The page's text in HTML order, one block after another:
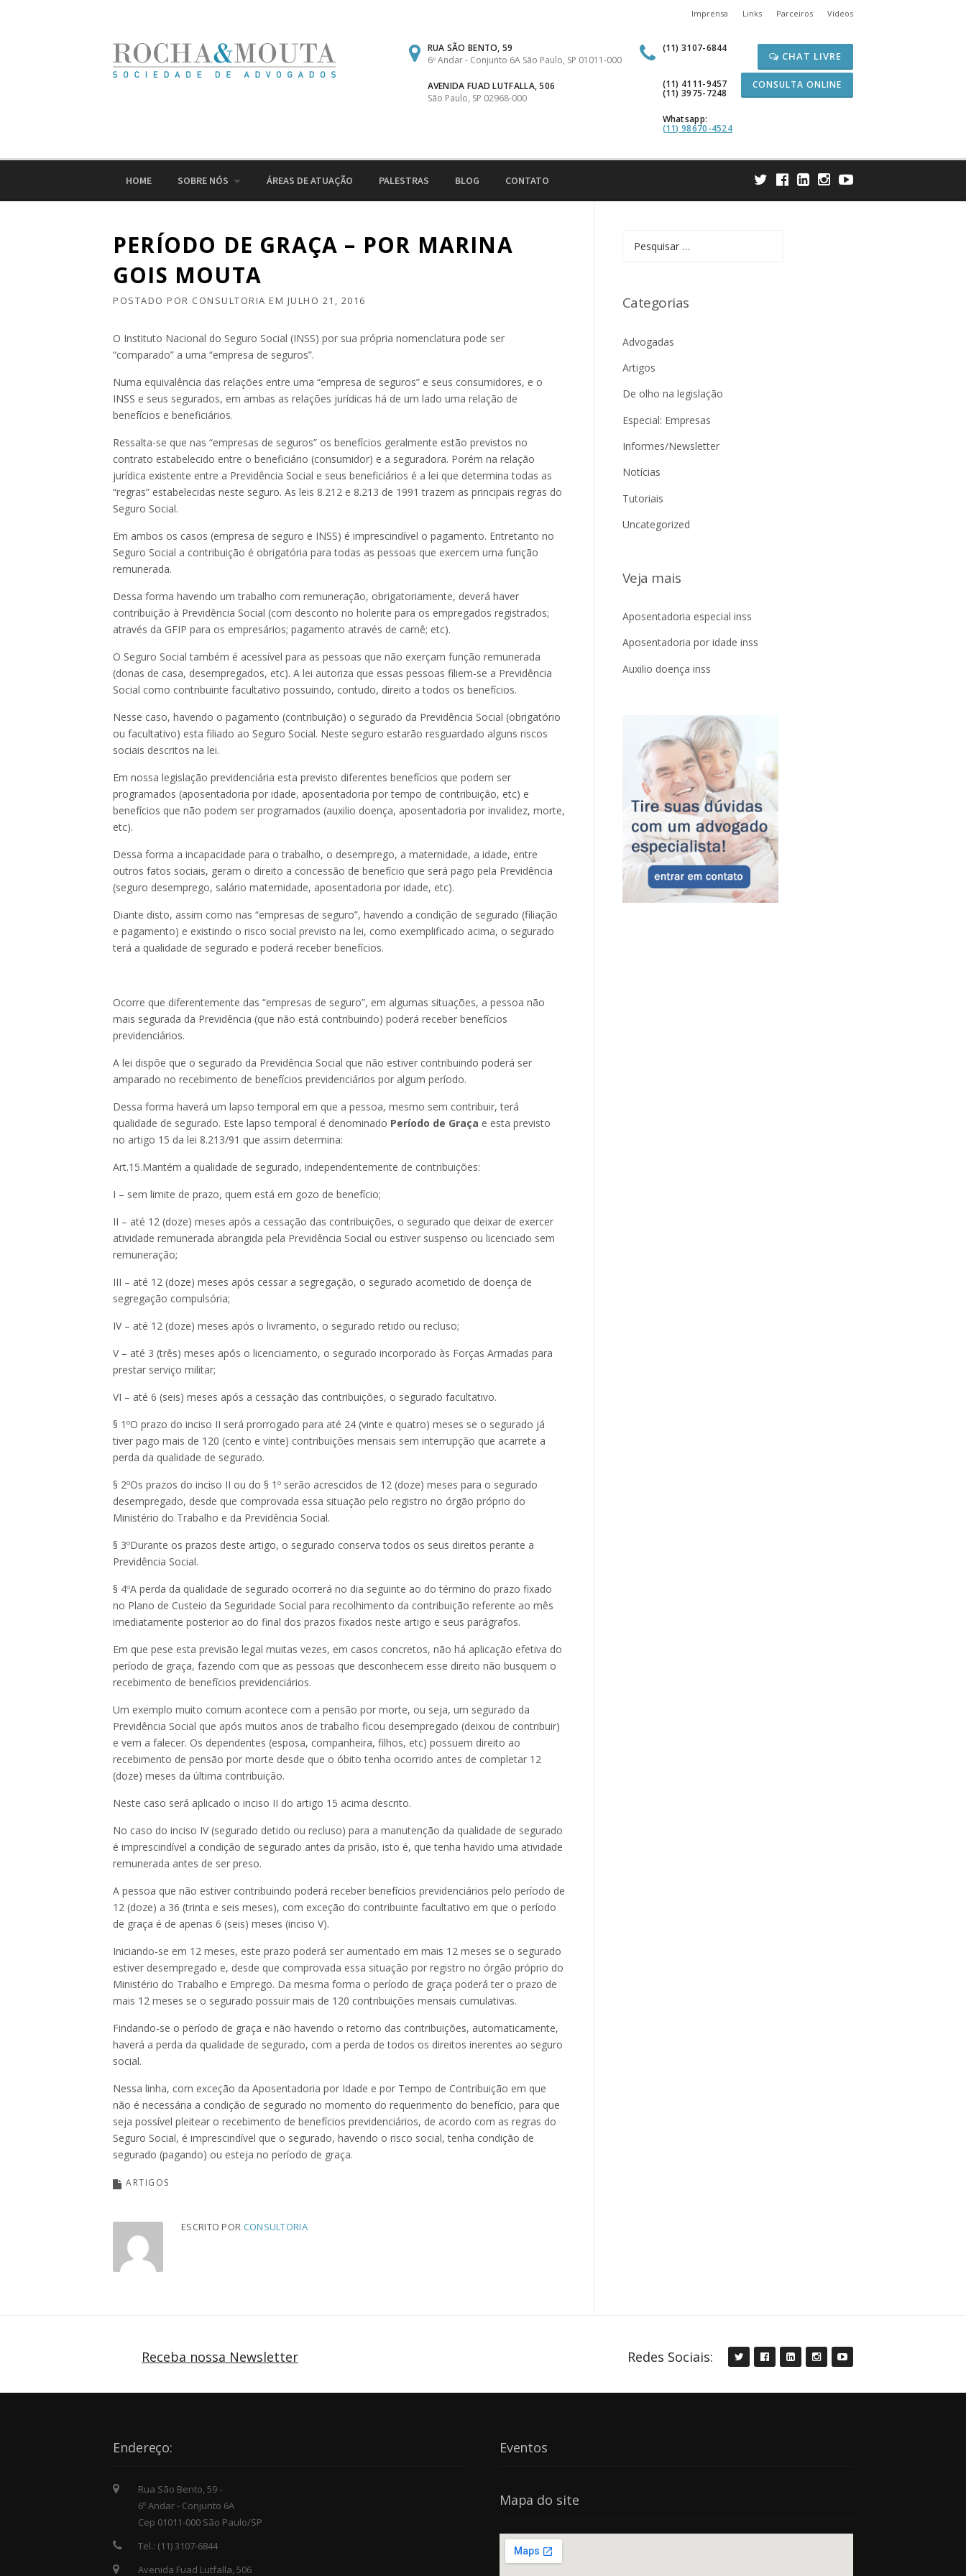
Imprensa Links Parceiros Vídeos
RUA SÃO BENTO, 59
6º Andar - Conjunto 6A São Paulo, SP 01011-000
AVENIDA FUAD LUTFALLA, 506
São Paulo, SP 02968-000
(11) 3107-6844
(11) 4111-9457
(11) 3975-7248
Whatsapp:
(11) 98670-4524
CHAT LIVRE
CONSULTA ONLINE
HOME SOBRE NÓS ÁREAS DE ATUAÇÃO PALESTRAS BLOG CONTATO
PERÍODO DE GRAÇA – POR MARINA
GOIS MOUTA
POSTADO POR CONSULTORIA EM JULHO 21, 2016
O Instituto Nacional do Seguro Social (INSS) por sua própria nomenclatura pode ser
“comparado” a uma “empresa de seguros”.
Numa equivalência das relações entre uma “empresa de seguros” e seus consumidores, e o
INSS e seus segurados, em ambas as relações jurídicas há de um lado uma relação de
benefícios e beneficiários.
Ressalta-se que nas “empresas de seguros” os benefícios geralmente estão previstos no
contrato estabelecido entre o beneficiário (consumidor) e a seguradora. Porém na relação
jurídica existente entre a Previdência Social e seus beneficiários é a lei que determina todas as
“regras” estabelecidas neste seguro. As leis 8.212 e 8.213 de 1991 trazem as principais regras do
Seguro Social.
Em ambos os casos (empresa de seguro e INSS) é imprescindível o pagamento. Entretanto no
Seguro Social a contribuição é obrigatória para todas as pessoas que exercem uma função
remunerada.
Dessa forma havendo um trabalho com remuneração, obrigatoriamente, deverá haver
contribuição à Previdência Social (com desconto no holerite para os empregados registrados;
através da GFIP para os empresários; pagamento através de carnê; etc).
O Seguro Social também é acessível para as pessoas que não exerçam função remunerada
(donas de casa, desempregados, etc). A lei autoriza que essas pessoas filiem-se a Previdência
Social como contribuinte facultativo possuindo, contudo, direito a todos os benefícios.
Nesse caso, havendo o pagamento (contribuição) o segurado da Previdência Social (obrigatório
ou facultativo) esta filiado ao Seguro Social. Neste seguro estarão resguardado alguns riscos
sociais descritos na lei.
Em nossa legislação previdenciária esta previsto diferentes benefícios que podem ser
programados (aposentadoria por idade, aposentadoria por tempo de contribuição, etc) e
benefícios que não podem ser programados (auxilio doença, aposentadoria por invalidez, morte,
etc).
Dessa forma a incapacidade para o trabalho, o desemprego, a maternidade, a idade, entre
outros fatos sociais, geram o direito a concessão de benefício que será pago pela Previdência
(seguro desemprego, salário maternidade, aposentadoria por idade, etc).
Diante disto, assim como nas “empresas de seguro”, havendo a condição de segurado (filiação
e pagamento) e existindo o risco social previsto na lei, como exemplificado acima, o segurado
terá a qualidade de segurado e poderá receber benefícios.
Ocorre que diferentemente das “empresas de seguro”, em algumas situações, a pessoa não
mais segurada da Previdência (que não está contribuindo) poderá receber benefícios
previdenciários.
A lei dispõe que o segurado da Previdência Social que não estiver contribuindo poderá ser
amparado no recebimento de benefícios previdenciários por algum período.
Dessa forma haverá um lapso temporal em que a pessoa, mesmo sem contribuir, terá
qualidade de segurado. Este lapso temporal é denominado Período de Graça e esta previsto
no artigo 15 da lei 8.213/91 que assim determina:
Art.15.Mantém a qualidade de segurado, independentemente de contribuições:
I – sem limite de prazo, quem está em gozo de benefício;
II – até 12 (doze) meses após a cessação das contribuições, o segurado que deixar de exercer
atividade remunerada abrangida pela Previdência Social ou estiver suspenso ou licenciado sem
remuneração;
III – até 12 (doze) meses após cessar a segregação, o segurado acometido de doença de
segregação compulsória;
IV – até 12 (doze) meses após o livramento, o segurado retido ou recluso;
V – até 3 (três) meses após o licenciamento, o segurado incorporado às Forças Armadas para
prestar serviço militar;
VI – até 6 (seis) meses após a cessação das contribuições, o segurado facultativo.
§ 1ºO prazo do inciso II será prorrogado para até 24 (vinte e quatro) meses se o segurado já
tiver pago mais de 120 (cento e vinte) contribuições mensais sem interrupção que acarrete a
perda da qualidade de segurado.
§ 2ºOs prazos do inciso II ou do § 1º serão acrescidos de 12 (doze) meses para o segurado
desempregado, desde que comprovada essa situação pelo registro no órgão próprio do
Ministério do Trabalho e da Previdência Social.
§ 3ºDurante os prazos deste artigo, o segurado conserva todos os seus direitos perante a
Previdência Social.
§ 4ºA perda da qualidade de segurado ocorrerá no dia seguinte ao do término do prazo fixado
no Plano de Custeio da Seguridade Social para recolhimento da contribuição referente ao mês
imediatamente posterior ao do final dos prazos fixados neste artigo e seus parágrafos.
Em que pese esta previsão legal muitas vezes, em casos concretos, não há aplicação efetiva do
período de graça, fazendo com que as pessoas que desconhecem esse direito não busquem o
recebimento de benefícios previdenciários.
Um exemplo muito comum acontece com a pensão por morte, ou seja, um segurado da
Previdência Social que após muitos anos de trabalho ficou desempregado (deixou de contribuir)
e vem a falecer. Os dependentes (esposa, companheira, filhos, etc) possuem direito ao
recebimento de pensão por morte desde que o óbito tenha ocorrido antes de completar 12
(doze) meses da última contribuição.
Neste caso será aplicado o inciso II do artigo 15 acima descrito.
No caso do inciso IV (segurado detido ou recluso) para a manutenção da qualidade de segurado
é imprescindível a condição de segurado antes da prisão, isto é, que tenha havido uma atividade
remunerada antes de ser preso.
A pessoa que não estiver contribuindo poderá receber benefícios previdenciários pelo período de
12 (doze) a 36 (trinta e seis meses), com exceção do contribuinte facultativo em que o período
de graça é de apenas 6 (seis) meses (inciso V).
Iniciando-se em 12 meses, este prazo poderá ser aumentado em mais 12 meses se o segurado
estiver desempregado e, desde que comprovada essa situação por registro no órgão próprio do
Ministério do Trabalho e Emprego. Da mesma forma o período de graça poderá ter o prazo de
mais 12 meses se o segurado possuir mais de 120 contribuições mensais cumulativas.
Findando-se o período de graça e não havendo o retorno das contribuições, automaticamente,
haverá a perda da qualidade de segurado, com a perda de todos os direitos inerentes ao seguro
social.
Nessa linha, com exceção da Aposentadoria por Idade e por Tempo de Contribuição em que
não é necessária a condição de segurado no momento do requerimento do benefício, para que
seja possível pleitear o recebimento de benefícios previdenciários, de acordo com as regras do
Seguro Social, é imprescindível que o segurado, havendo o risco social, tenha condição de
segurado (pagando) ou esteja no período de graça.
ARTIGOS
ESCRITO POR CONSULTORIA
por:
Categorias
Advogadas
Artigos
De olho na legislação
Especial: Empresas
Informes/Newsletter
Notícias
Tutoriais
Uncategorized
Veja mais
Aposentadoria especial inss
Aposentadoria por idade inss
Auxilio doença inss
Receba nossa Newsletter Redes Sociais:
Endereço:
Rua São Bento, 59 -
6º Andar - Conjunto 6A
Cep 01011-000 São Paulo/SP
Tel.: (11) 3107-6844
Avenida Fuad Lutfalla, 506
Eventos
Mapa do site